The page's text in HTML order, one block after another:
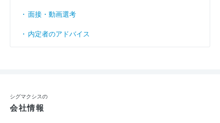
面接・動画選考
内定者のアドバイス
シグマクシスの
会社情報